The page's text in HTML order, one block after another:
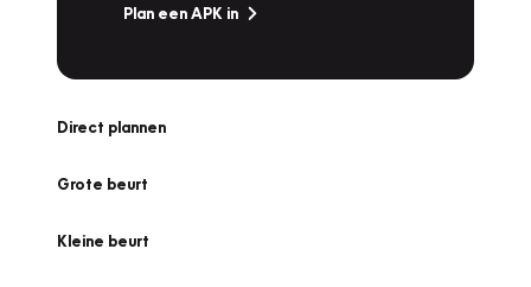
Plan een APK in
Direct plannen
Grote beurt
Kleine beurt